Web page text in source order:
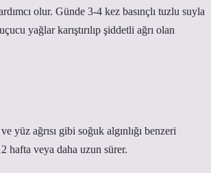
olur. Günde 3-4 kez basınçlı tuzlu suyla
yağlar karıştırılıp şiddetli ağrı olan
yüz ağrısı gibi soğuk algınlığı benzeri
hafta veya daha uzun sürer.